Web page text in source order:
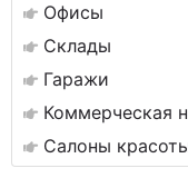
Офисы
Склады
Гаражи
Коммерческая
Салоны